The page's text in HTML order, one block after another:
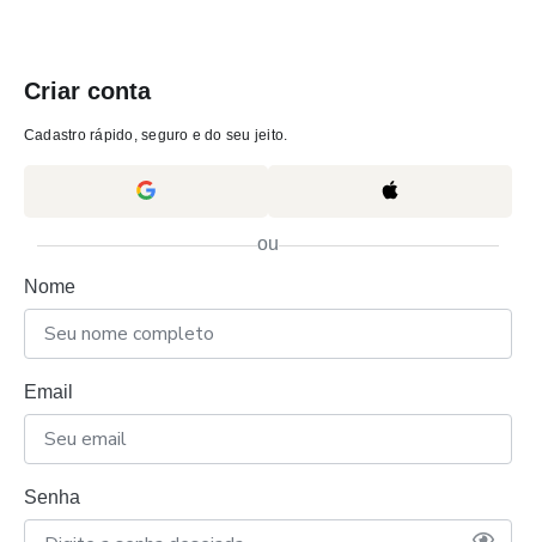
Criar conta
Cadastro rápido, seguro e do seu jeito.
ou
Nome
Email
Senha